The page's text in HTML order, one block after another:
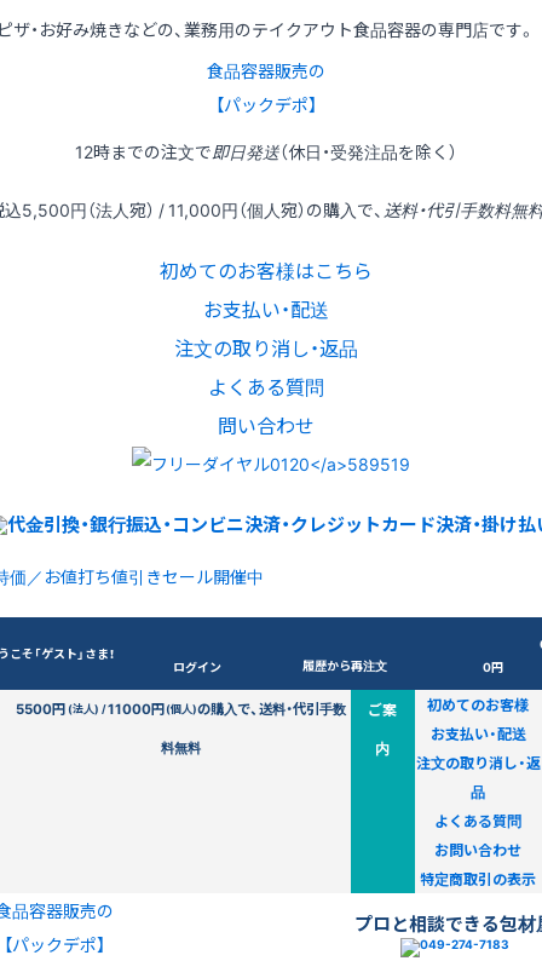
ザ・お好み焼きなどの、業務用のテイクアウト食品容器の専門店です。
食品容器販売の
【パックデポ】
12時までの注文で即日発送（休日・受発注品を除く）
込5,500円（法人宛） / 11,000円（個人宛）の購入で、 送料・代引手数料無
初めてのお客様はこちら
お支払い・配送
注文の取り消し・返品
よくある質問
問い合わせ
価／お値打ち値引きセール開催中
こそ「ゲスト」さま！
ログイン 履歴から再注文
0円
5500円(法人) /11000円(個人)の購入で、送料・代引手数
料無料
ご案
内
初めてのお客様
お支払い・配送
注文の取り消し・返
品
よくある質問
お問い合わせ
特定商取引の表示
品容器販売の
【パックデポ】
プロと相談できる包材